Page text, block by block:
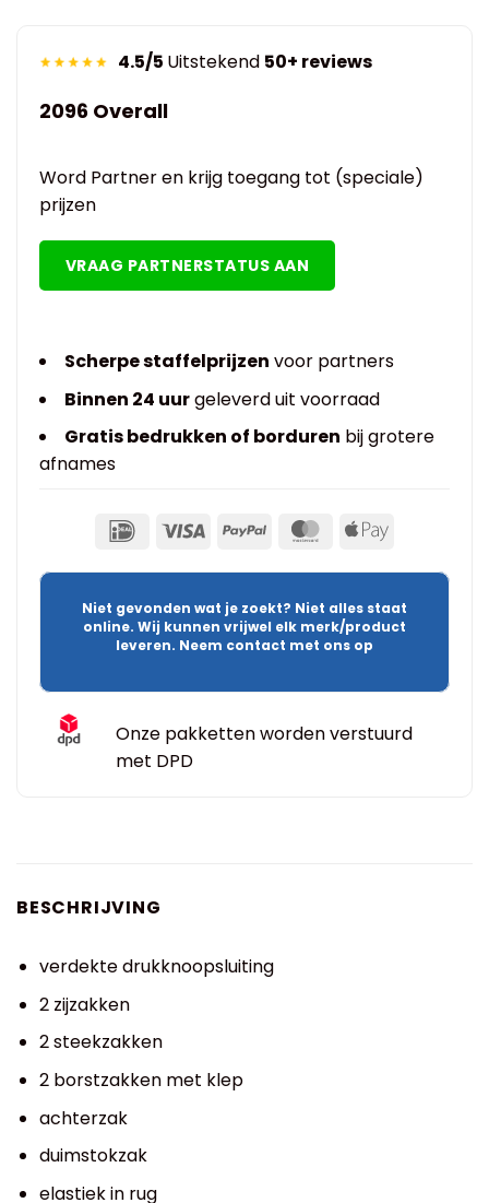
4.5/5 Uitstekend 50+ reviews
2096 Overall
Word Partner en krijg toegang tot (speciale)
prijzen
VRAAG PARTNERSTATUS AAN
Scherpe staffelprijzen voor partners
Binnen 24 uurgeleverd uit voorraad
Gratis bedrukken of borduren bij grotere
afnames
Niet gevonden wat je zoekt? Niet alles staat
online. Wij kunnen vrijwel elk merk/product
leveren. Neem contact met ons op
Onze pakketten worden verstuurd
met DPD
BESCHRIJVING
verdekte drukknoopsluiting
2 zijzakken
2 steekzakken
2 borstzakken met klep
achterzak
duimstokzak
elastiek in rug